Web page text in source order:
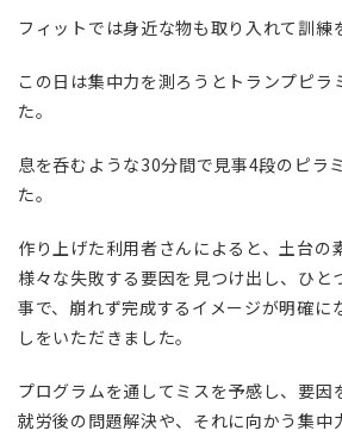
フィットでは身近な物も取り入れて訓練
この日は集中力を測ろうとトランプピラ
た。
息を呑むような30分間で見事4段のピラ
た。
作り上げた利用者さんによると、土台の
様々な失敗する要因を見つけ出し、ひと
事で、崩れず完成するイメージが明確に
しをいただきました。
プログラムを通してミスを予感し、要因
就労後の問題解決や、それに向かう集中